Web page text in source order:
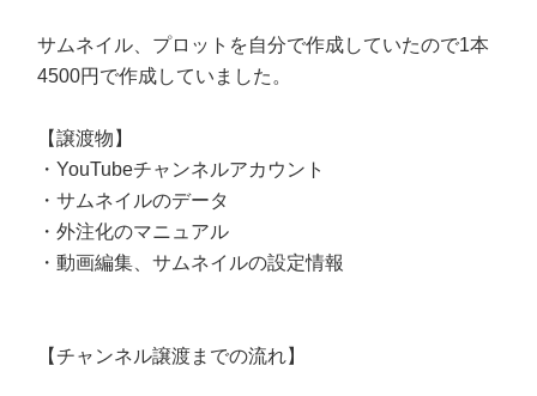
サムネイル、プロットを自分で作成していたので1本
4500円で作成していました。
【譲渡物】
・YouTubeチャンネルアカウント
・サムネイルのデータ
・外注化のマニュアル
・動画編集、サムネイルの設定情報
【チャンネル譲渡までの流れ】